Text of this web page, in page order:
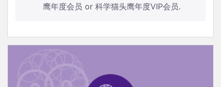
鹰年度会员 or 科学猫头鹰年度VIP会员.